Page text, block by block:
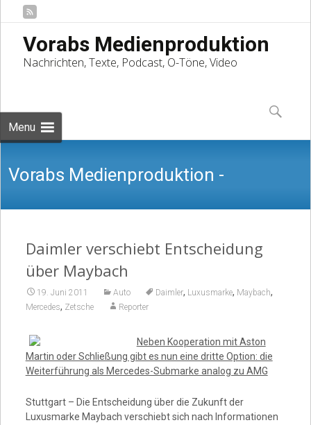
Vorabs Medienproduktion
Nachrichten, Texte, Podcast, O-Töne, Video
Menu
to
content
Suchen
nach:
Vorabs Medienproduktion -
Nachrichten, Texte, Podcast, O-Töne,
Video
Daimler verschiebt Entscheidung
über Maybach
19. Juni 2011 Auto Daimler, Luxusmarke, Maybach,
Mercedes, Zetsche Reporter
Neben Kooperation mit Aston
Martin oder Schließung gibt es nun eine dritte Option: die
Weiterführung als Mercedes-Submarke analog zu AMG
Stuttgart – Die Entscheidung über die Zukunft der
Luxusmarke Maybach verschiebt sich nach Informationen